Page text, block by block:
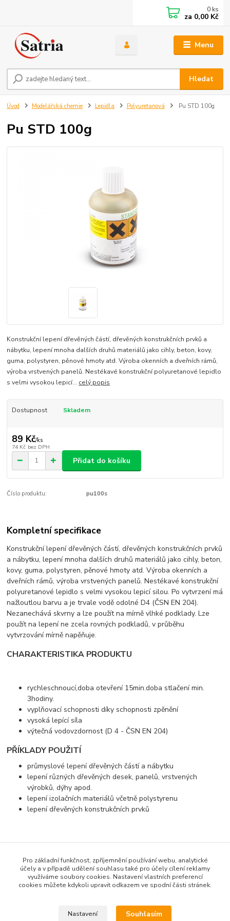
Menu
Hledat
0 ks
za 0,00 Kč
Úvod Modelářská chemie Lepidla Polyuretanová Pu STD 100g
Pu STD 100g
Konstrukční lepení dřevěných částí, dřevěných konstrukčních prvků a
nábytku, lepení mnoha dalších druhů materiálů jako cihly, beton, kovy,
guma, polystyren, pěnové hmoty atd. Výroba okenních a dveřních rámů,
výroba vrstvených panelů. Nestékavé konstrukční polyuretanové lepidlo
s velmi vysokou lepicí... celý popis
Dostupnost Skladem
89 Kč/ks
74 Kč bez DPH
Přidat do košíku
Číslo produktu: pu100s
Kompletní specifikace
Konstrukční lepení dřevěných částí, dřevěných konstrukčních prvků
a nábytku, lepení mnoha dalších druhů materiálů jako cihly, beton,
kovy, guma, polystyren, pěnové hmoty atd. Výroba okenních a
dveřních rámů, výroba vrstvených panelů. Nestékavé konstrukční
polyuretanové lepidlo s velmi vysokou lepicí silou. Po vytvrzení má
nažloutlou barvu a je trvale vodě odolné D4 (ČSN EN 204).
Nezanechává skvrny a lze použít na mírně vlhké podklady. Lze
použít na lepení ne zcela rovných podkladů, v průběhu
vytvrzování mírně napěňuje.
CHARAKTERISTIKA PRODUKTU
rychleschnoucí,doba otevření 15min.doba stlačení min.
3hodiny.
vyplňovací schopnosti díky schopnosti zpěnění
vysoká lepící síla
výtečná vodovzdornost (D 4 - ČSN EN 204)
PŘÍKLADY POUŽITÍ
průmyslové lepení dřevěných částí a nábytku
lepení různých dřevěných desek, panelů, vrstvených
výrobků, dýhy apod.
lepení izolačních materiálů včetně polystyrenu
lepení dřevěných konstrukčních prvků
Lepidla
Polyuretanová
Pro základní funkčnost, zpříjemnění používání webu, analytické
účely a v případě udělení souhlasu také pro účely cílení reklamy
využíváme soubory cookies. Nastavení vlastních preferencí
cookies můžete kdykoli upravit odkazem ve spodní části stránek.
Nastavení Souhlasím